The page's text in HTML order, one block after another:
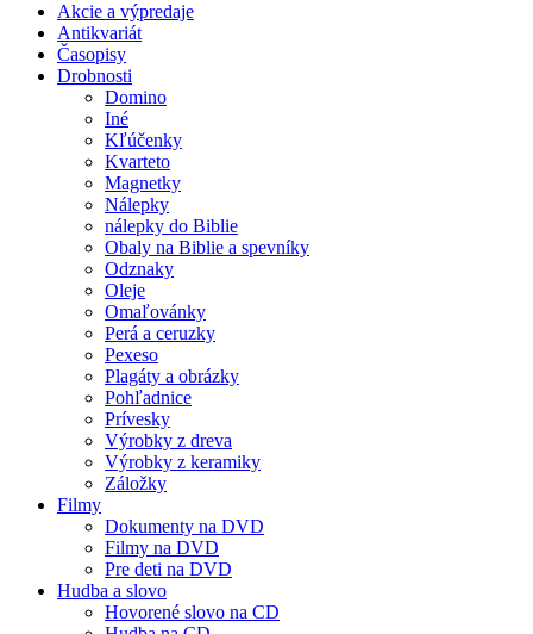
Akcie a výpredaje
Antikvariát
Časopisy
Drobnosti
Domino
Iné
Kľúčenky
Kvarteto
Magnetky
Nálepky
nálepky do Biblie
Obaly na Biblie a spevníky
Odznaky
Oleje
Omaľovánky
Perá a ceruzky
Pexeso
Plagáty a obrázky
Pohľadnice
Prívesky
Výrobky z dreva
Výrobky z keramiky
Záložky
Filmy
Dokumenty na DVD
Filmy na DVD
Pre deti na DVD
Hudba a slovo
Hovorené slovo na CD